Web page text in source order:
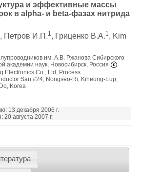
и эффективные массы
в alpha- и beta-фазах нитрида
, Петров И.П.1, Гриценко В.А.1, Kim
им. А.В. Ржанова Сибирского
академии наук, Новосибирск, Россия
Electronics Co., Ltd, Process
San #24, Nongseo-Ri, Kiheung-Eup,
Korea
13 декабря 2006 г.
августа 2007 г.